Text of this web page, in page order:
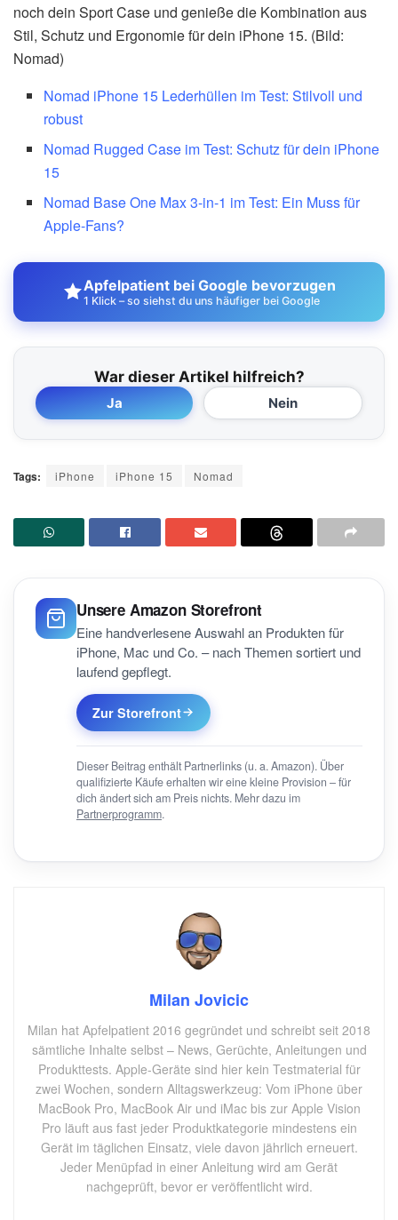
noch dein Sport Case und genieße die Kombination aus
Stil, Schutz und Ergonomie für dein iPhone 15. (Bild:
Nomad)
Nomad iPhone 15 Lederhüllen im Test: Stilvoll und
robust
Nomad Rugged Case im Test: Schutz für dein iPhone
15
Nomad Base One Max 3-in-1 im Test: Ein Muss für
Apple-Fans?
Apfelpatient bei Google bevorzugen
1 Klick – so siehst du uns häufiger bei Google
War dieser Artikel hilfreich?
Ja Nein
Tags: iPhone iPhone 15 Nomad
Unsere Amazon Storefront
Eine handverlesene Auswahl an Produkten für
iPhone, Mac und Co. – nach Themen sortiert und
laufend gepflegt.
Zur Storefront
Dieser Beitrag enthält Partnerlinks (u. a. Amazon). Über
qualifizierte Käufe erhalten wir eine kleine Provision – für
dich ändert sich am Preis nichts. Mehr dazu im
Partnerprogramm.
Milan Jovicic
Milan hat Apfelpatient 2016 gegründet und schreibt seit 2018
sämtliche Inhalte selbst – News, Gerüchte, Anleitungen und
Produkttests. Apple-Geräte sind hier kein Testmaterial für
zwei Wochen, sondern Alltagswerkzeug: Vom iPhone über
MacBook Pro, MacBook Air und iMac bis zur Apple Vision
Pro läuft aus fast jeder Produktkategorie mindestens ein
Gerät im täglichen Einsatz, viele davon jährlich erneuert.
Jeder Menüpfad in einer Anleitung wird am Gerät
nachgeprüft, bevor er veröffentlicht wird.